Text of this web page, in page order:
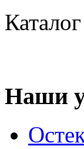
Наши